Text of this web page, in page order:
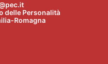
delle Personalità
Romagna